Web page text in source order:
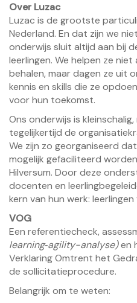
Over Luzac
Luzac is de grootste
Nederland. En dat zijn we
onderwijs sluit altijd aan bij
leerlingen. We helpen ze
behalen, maar dagen ze uit
kennis en skills die ze
voor hun toekomst.
Ons onderwijs is
tegelijkertijd de
We zijn zo georganiseerd
mogelijk gefaciliteerd
Hilversum. Door deze
docenten en
kern van hun werk:
VOG
Een referentiecheck,
learning‑agility-analyse)en
Verklaring Omtrent het
de sollicitatieprocedure.
Belangrijk om te weten: